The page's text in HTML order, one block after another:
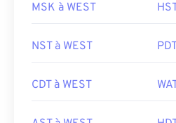
MSK à WEST
NST à WEST
CDT à WEST